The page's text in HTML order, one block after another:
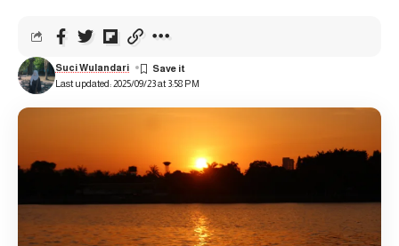
Last updated: 2025/09/23 at 3:58 PM
Suci Wulandari